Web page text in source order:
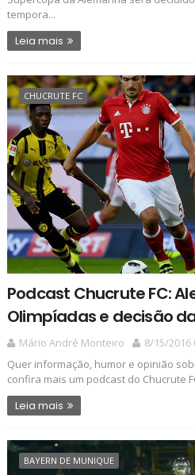
tempora...
Leia mais
CHUCRUTE FC
Podcast Chucrute FC:
Olimpíadas e decisão
Mário André Monteiro
8/15/2016
Quer informação, humor e opinião
confira mais um podcast do Chucrute
Leia mais
BAYERN DE MUNIQUE